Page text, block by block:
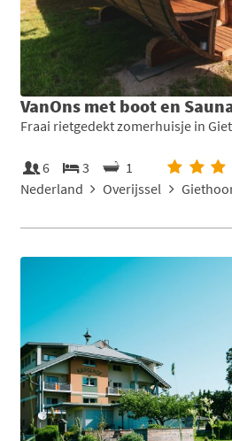
VanOns met boot en
Fraai rietgedekt zomerhuisje in
6 3
1
Nederland
Overijssel